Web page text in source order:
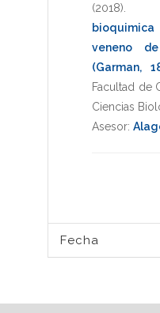
(2018)
veneno
(Garman,
Facultad de
Ciencias
Asesor:
Fecha